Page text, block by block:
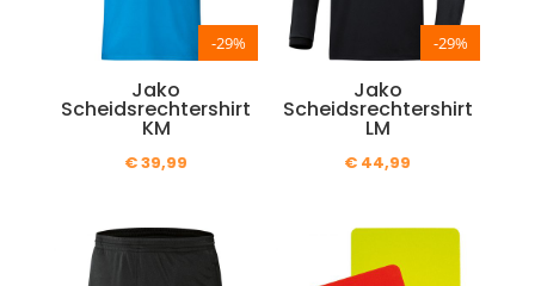
-29%
Jako
Scheidsrechtershirt
KM
€39,99
-29%
Jako
Scheidsrechtershirt
LM
€ 44,99